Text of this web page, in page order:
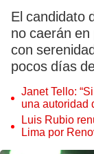
El candidato
no caerán
con
pocos días
Janet Tello:
una autoridad
judicial”
Luis Rubio
Lima por